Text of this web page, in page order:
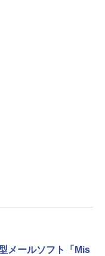
メールソフト「Mis